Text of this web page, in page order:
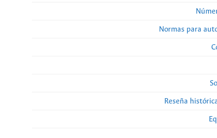
Normas para
Reseña